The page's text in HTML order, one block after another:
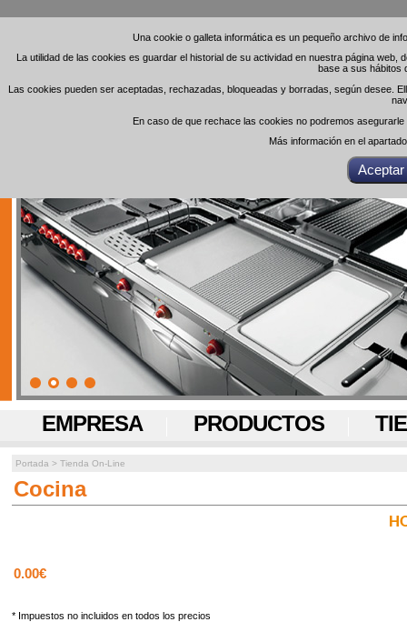
Una cookie o galleta informática es un pequeño archivo de
La utilidad de las cookies es guardar el historial de su actividad en nuestra página
base a sus hábitos
Las cookies pueden ser aceptadas, rechazadas, bloqueadas y borradas, según desee.
En caso de que rechace las cookies no podremos
Más información en el
Una cookie o galleta informática es un pequeño archivo de
La utilidad de las cookies es guardar el historial de su actividad en nuestra página
base a sus hábitos
Las cookies pueden ser aceptadas, rechazadas, bloqueadas y borradas, según desee.
En caso de que rechace las cookies no podremos
Más información en el
EMPRESA PRODUCTOS
Portada > Tienda On-Line
Cocina
0.00€
* Impuestos no incluidos en todos los precios